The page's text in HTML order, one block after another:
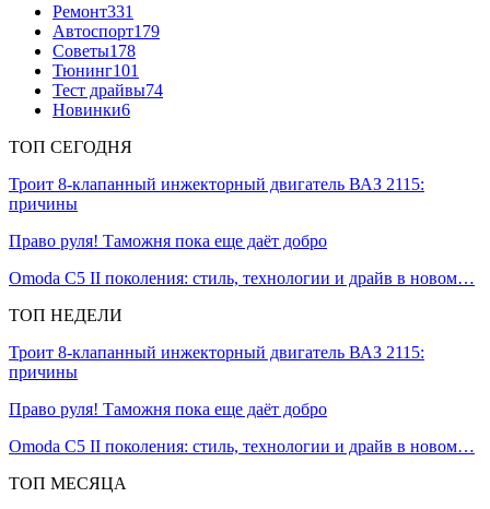
Ремонт331
Автоспорт179
Советы178
Тюнинг101
Тест драйвы74
Новинки6
ТОП СЕГОДНЯ
Троит 8-клапанный инжекторный двигатель ВАЗ 2115:
причины
Право руля! Таможня пока еще даёт добро
Omoda C5 II поколения: стиль, технологии и драйв в новом…
ТОП НЕДЕЛИ
Троит 8-клапанный инжекторный двигатель ВАЗ 2115:
причины
Право руля! Таможня пока еще даёт добро
Omoda C5 II поколения: стиль, технологии и драйв в новом…
ТОП МЕСЯЦА